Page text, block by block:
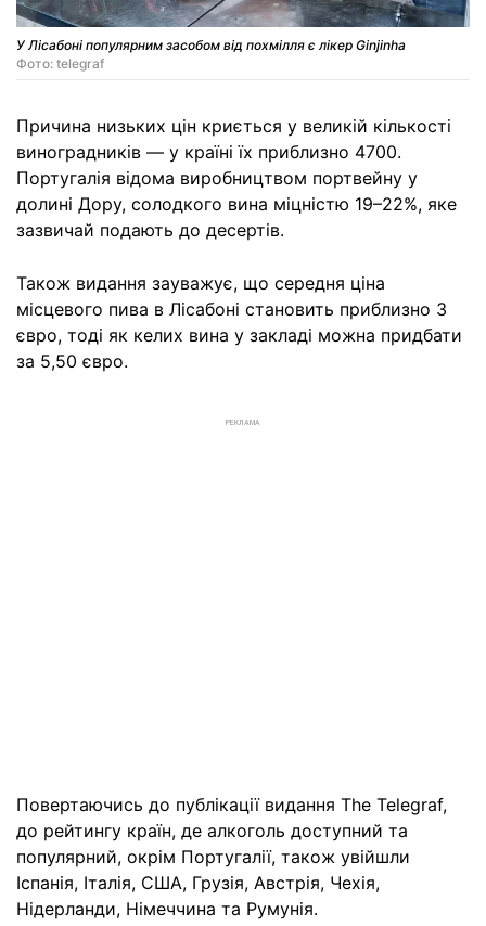
У Лісабоні популярним засобом від похмілля є лікер Ginjinha
Фото: telegraf
Причина низьких цін криється у великій кількості
виноградників — у країні їх приблизно 4700.
Португалія відома виробництвом портвейну у
долині Дору, солодкого вина міцністю 19–22%, яке
зазвичай подають до десертів.
Також видання зауважує, що середня ціна
місцевого пива в Лісабоні становить приблизно 3
євро, тоді як келих вина у закладі можна придбати
за 5,50 євро.
РЕКЛАМА
Повертаючись до публікації видання The Telegraf,
до рейтингу країн, де алкоголь доступний та
популярний, окрім Португалії, також увійшли
Іспанія, Італія, США, Грузія, Австрія, Чехія,
Нідерланди, Німеччина та Румунія.